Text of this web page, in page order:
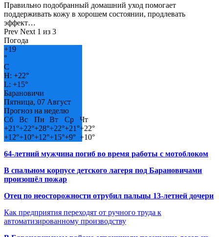
Правильно подобранный домашний уход помогает
поддерживать кожу в хорошем состоянии, продлевать
эффект…
Prev Next 1 из 3
Погода
+19
°
C
H: +22°
L: +15°
Барановичи
Пятница, 07 Август
Прогноз на неделю
Сб
Вс Пн Вт Ср
Чт
+21°+22°+28°+22°+21°+22°
+12°+10°+12°+15°+9° +10°
64-летний мужчина погиб во время работы с мотоблоком
В спальном корпусе детского лагеря под Барановичами
произошёл пожар
Отец по неосторожности отрубил пальцы 13-летней дочери
Как предприятия переходят от ручного труда к
автоматизированному производству